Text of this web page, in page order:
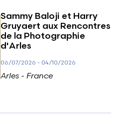
Sammy Baloji et Harry
Gruyaert aux Rencontres
de la Photographie
d'Arles
06/07/2026 - 04/10/2026
Arles - France